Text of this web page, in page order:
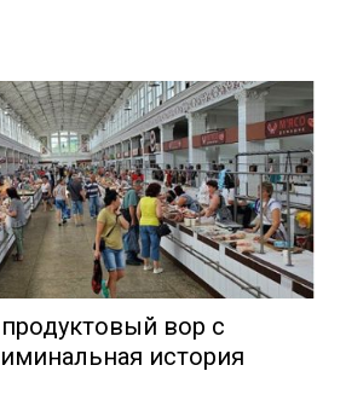
вор с
история